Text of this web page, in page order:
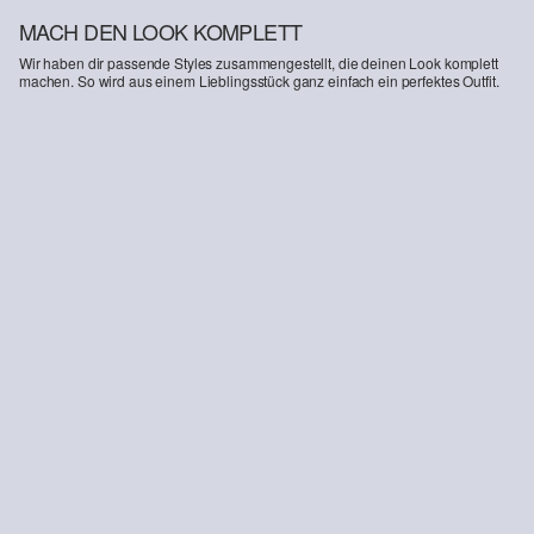
verantwortung/
MACH DEN LOOK KOMPLETT
Wir haben dir passende Styles zusammengestellt, die deinen Look komplett
machen. So wird aus einem Lieblingsstück ganz einfach ein perfektes Outfit.